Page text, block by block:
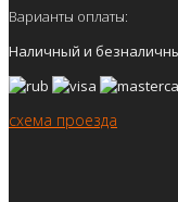
Варианты оплаты:
Наличный и
схема проезда